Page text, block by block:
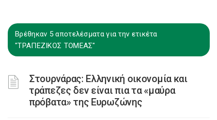
Βρέθηκαν 5 αποτελέσματα για την ετικέτα
"ΤΡΑΠΕΖΙΚΟΣ ΤΟΜΕΑΣ"
Στουρνάρας: Ελληνική οικονομία και
τράπεζες δεν είναι πια τα «μαύρα
πρόβατα» της Ευρωζώνης